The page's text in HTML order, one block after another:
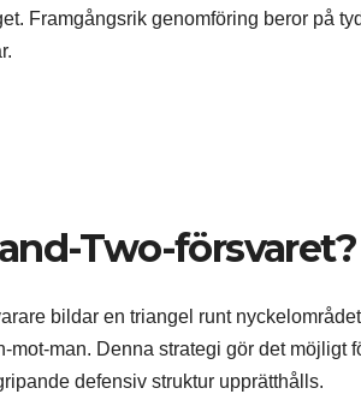
Framgångsrik genomföring beror på
Two-försvaret?
bildar en triangel runt
man. Denna strategi gör det möjligt
defensiv struktur upprätthålls.